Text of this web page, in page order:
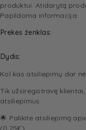
produktui. Atidarytą
Papildoma informacija
Prekės ženklas
Dydis
Kol kas atsiliepimų dar
Tik užsiregistravę
atsiliepimus.
🌟 Palikite atsiliepimą
(0.25€).